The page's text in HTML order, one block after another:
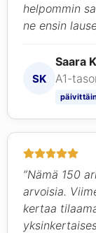
helpommin
ne ensin
SK
Saara
A1-
”Nämä 150
arvoisia.
kertaa